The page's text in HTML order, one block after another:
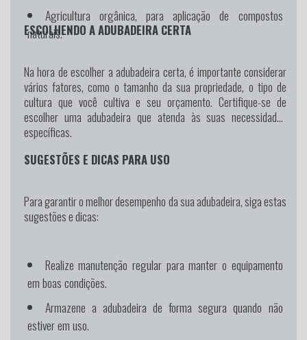
Agricultura orgânica, para aplicação de compostos
naturais.
ESCOLHENDO A ADUBADEIRA CERTA
Na hora de escolher a adubadeira certa, é importante considerar
vários fatores, como o tamanho da sua propriedade, o tipo de
cultura que você cultiva e seu orçamento. Certifique-se de
escolher uma adubadeira que atenda às suas necessidades
específicas.
SUGESTÕES E DICAS PARA USO
Para garantir o melhor desempenho da sua adubadeira, siga estas
sugestões e dicas:
Realize manutenção regular para manter o equipamento
em boas condições.
Armazene a adubadeira de forma segura quando não
estiver em uso.